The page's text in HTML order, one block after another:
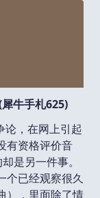
牛手札625)
论，在网上引起
有资格评价音
是另一件事。
个已经观察很久
），里面除了情